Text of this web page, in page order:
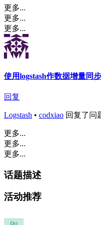
更多...
更多...
更多...
使用logstash作数据增量同
回复
Logstash • codxiao 回复了问
更多...
更多...
更多...
话题描述
活动推荐
Oct